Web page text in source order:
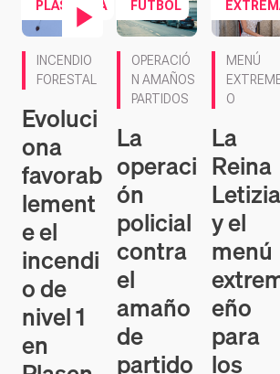
Contenido en vídeo
FORESTAL
Evoluci
ona
favorab
lement
e el
incendi
o de
nivel 1
en
Plasen
OPERACIÓ
N AMAÑOS
PARTIDOS
La
operaci
ón
policial
contra
el
amaño
de
partido
MENÚ
O
La
Reina
Letizia
y el
menú
eño
para
los